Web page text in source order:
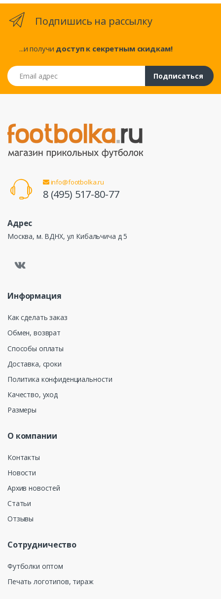
Подпишись на рассылку
...и получи доступ к секретным скидкам!
Email адрес
Подписаться
info@footbolka.ru
8 (495) 517-80-77
Адрес
Москва, м. ВДНХ, ул Кибальчича д 5
Информация
Как сделать заказ
Обмен, возврат
Способы оплаты
Доставка, сроки
Политика конфиденциальности
Качество, уход
Размеры
О компании
Контакты
Новости
Архив новостей
Статьи
Отзывы
Сотрудничество
Футболки оптом
Печать логотипов, тираж